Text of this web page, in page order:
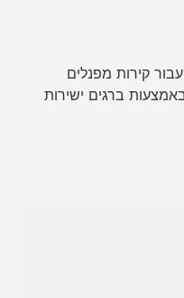
קירות מפנלים
ברגים ישירות